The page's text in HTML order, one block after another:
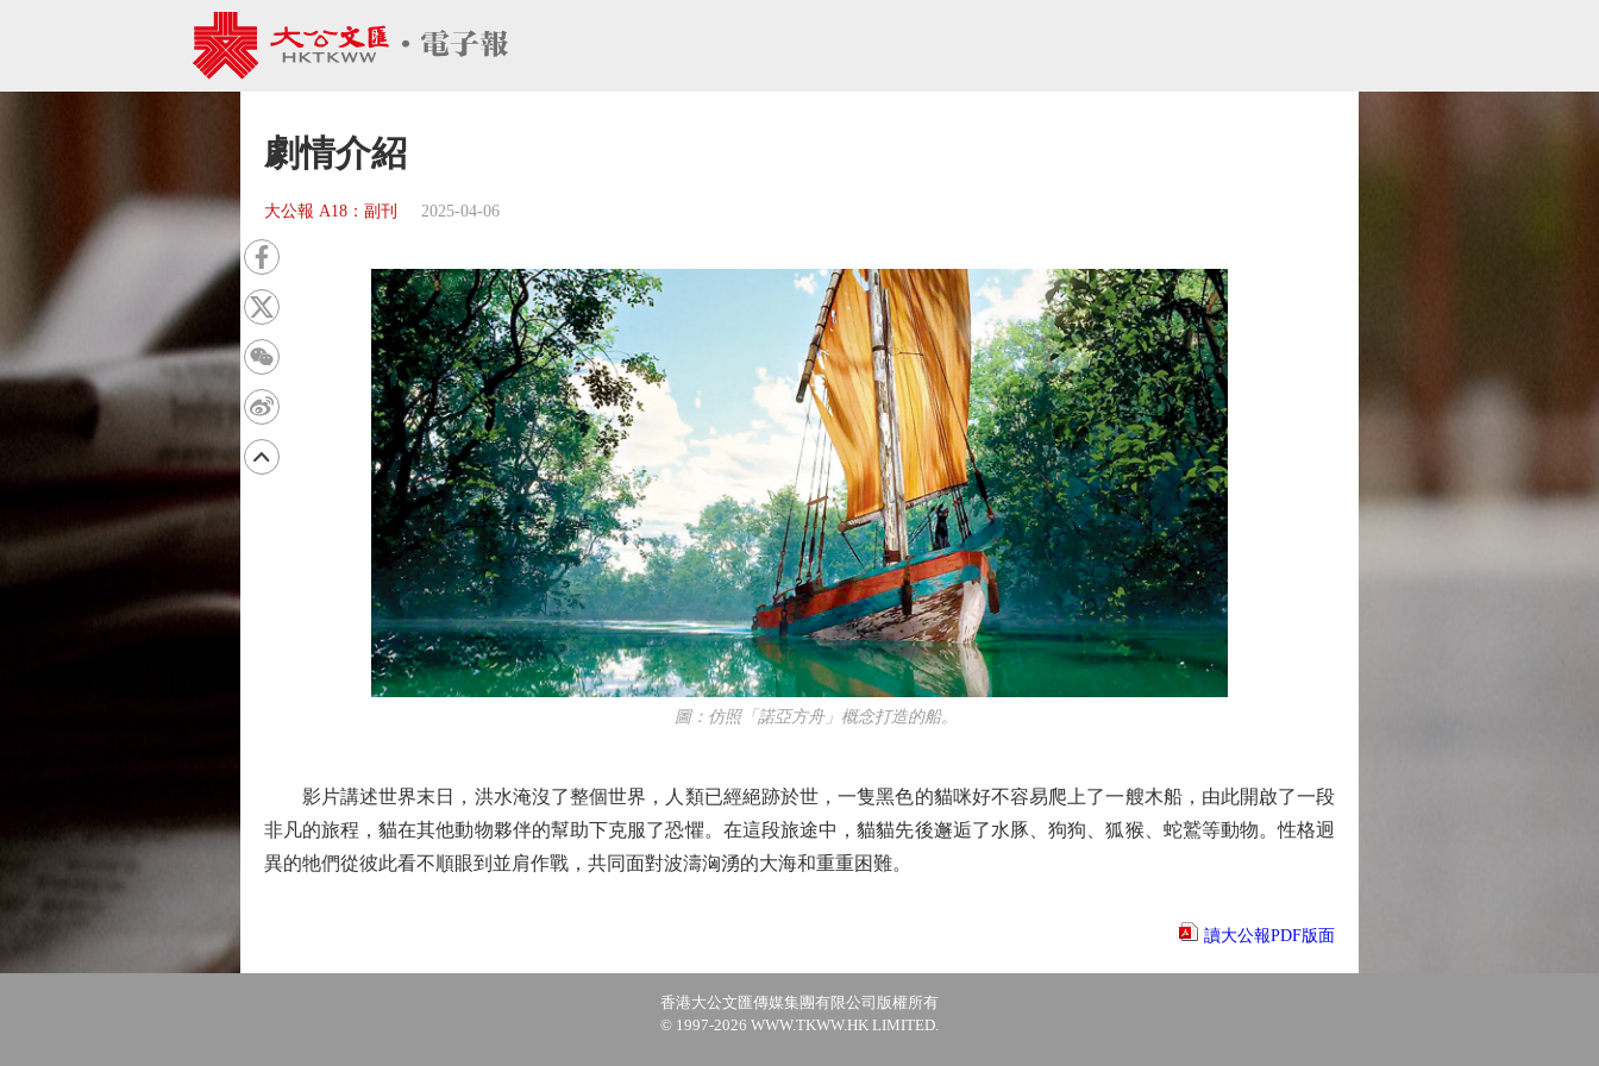
劇情介紹
大公報 A18：副刊 2025-04-06
圖：仿照「諾亞方舟」概念打造的船。
影片講述世界末日，洪水淹沒了整個世界，人類已經絕跡於世，一隻黑色的貓咪好不容易爬上了一艘木船，由此開啟了一段
非凡的旅程，貓在其他動物夥伴的幫助下克服了恐懼。在這段旅途中，貓貓先後邂逅了水豚、狗狗、狐猴、蛇鷲等動物。性格迥
異的牠們從彼此看不順眼到並肩作戰，共同面對波濤洶湧的大海和重重困難。
讀大公報PDF版面
香港大公文匯傳媒集團有限公司版權所有
© 1997-2026 WWW.TKWW.HK LIMITED.